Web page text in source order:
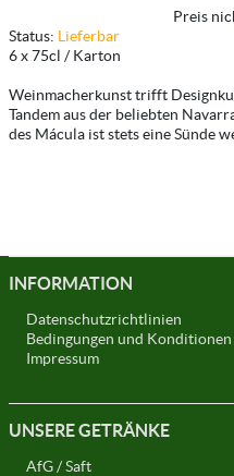
Preis
Status: Lieferbar
6 x 75cl / Karton
Weinmacherkunst trifft
Tandem aus der beliebten
des Mácula ist stets eine Sünde
INFORMATION
Datenschutzrichtlinien
Bedingungen und Konditionen
Impressum
UNSERE GETRÄNKE
AfG / Saft